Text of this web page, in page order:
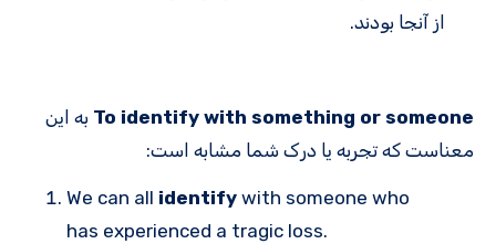
از آنجا بودند.
To identify with something or someone به این
معناست که تجربه یا درک شما مشابه است:
We can all identify with someone who
has experienced a tragic loss.